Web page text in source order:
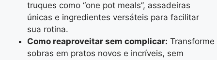
truques como “one pot meals”, assadeiras
únicas e ingredientes versáteis para facilitar
sua rotina.
Como reaproveitar sem complicar: Transforme
sobras em pratos novos e incríveis, sem